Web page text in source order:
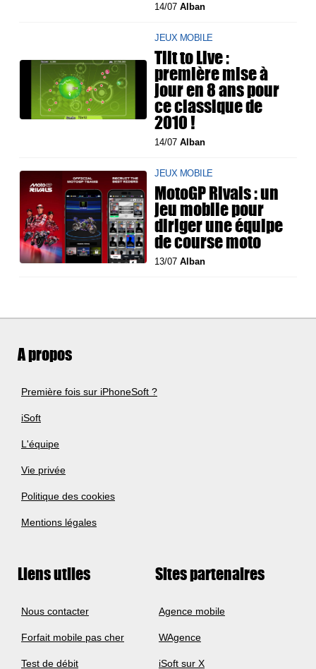
14/07Alban
JEUX MOBILE
Tilt to Live :
première mise à
jour en 8 ans pour
ce classique de
2010 !
14/07Alban
JEUX MOBILE
MotoGP Rivals : un
jeu mobile pour
diriger une équipe
de course moto
13/07Alban
A propos
Première fois sur iPhoneSoft ?
iSoft
L'équipe
Vie privée
Politique des cookies
Mentions légales
Liens utiles
Nous contacter
Forfait mobile pas cher
Test de débit
Sites partenaires
Agence mobile
WAgence
iSoft sur X